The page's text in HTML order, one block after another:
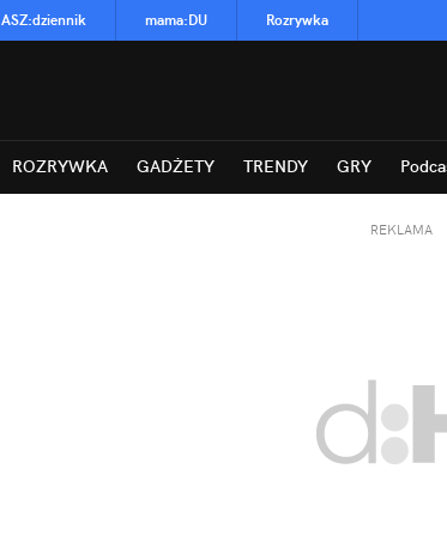
ASZ:dziennik mama:DU Rozrywka
ROZRYWKA GADŻETY TRENDY GRY
REKLAMA